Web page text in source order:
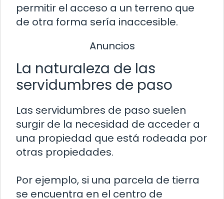
permitir el acceso a un terreno que
de otra forma sería inaccesible.
Anuncios
La naturaleza de las
servidumbres de paso
Las servidumbres de paso suelen
surgir de la necesidad de acceder a
una propiedad que está rodeada por
otras propiedades.
Por ejemplo, si una parcela de tierra
se encuentra en el centro de